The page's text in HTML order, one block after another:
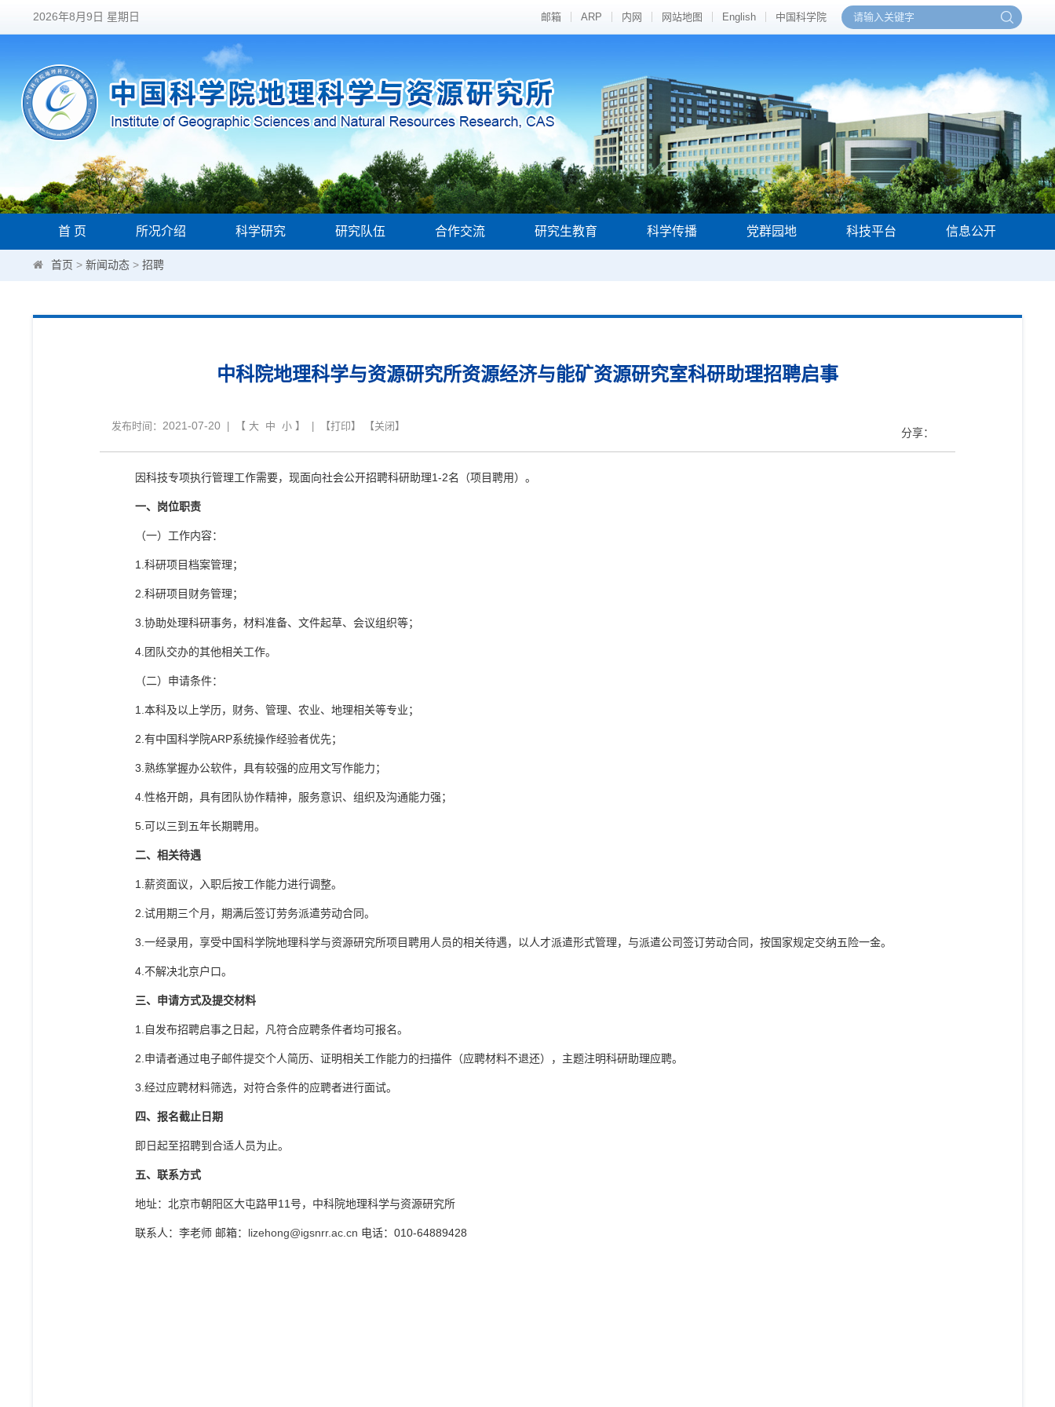
2026年8月9日 星期日 邮箱 ARP 内网 网站地图 English 中国科学院
首 页 所况介绍 科学研究 研究队伍 合作交流 研究生教育 科学传播 党群园地 科技平台 信息公开
首页 > 新闻动态 > 招聘
中科院地理科学与资源研究所资源经济与能矿资源研究室科研助理招聘启事
发布时间： 2021-07-20 | 【 大 中 小 】 | 【打印】 【关闭 】
分享：
因科技专项执行管理工作需要，现面向社会公开招聘科研助理1-2名（项目聘用）。
一、 岗位职责
（一） 工作内容：
1. 科研项目档案管理；
2. 科研项目财务管理；
3. 协助处理科研事务， 材料准备、文件起草、 会议组织等；
4. 团队交办的其他相关工作。
（二） 申请条件：
1. 本科及以上学历，财务、管理、农业、地理相关等专业；
2. 有中国科学院ARP系统操作经验者优先；
3. 熟练掌握办公软件，具有较强的应用文写作能力；
4. 性格开朗，具有团队协作精神，服务意识、组织及沟通能力强；
5. 可以三到五年长期聘用。
二、 相关待遇
1. 薪资面议，入职后按工作能力进行调整。
2. 试用期三个月，期满后签订劳务派遣劳动合同。
3. 一经录用，享受中国科学院地理科学与资源研究所项目聘用人员的相关待遇，以人才派遣形式管理，与派遣公司签订劳动合同，按国家规定交纳五险一金。
4. 不解决北京户口。
三、 申请方式及提交材料
1. 自发布招聘启事之日起，凡符合应聘条件者均可报名。
2. 申请者通过电子邮件提交个人简历、证明相关工作能力的扫描件（应聘材料不退还），主题注明科研助理应聘。
3. 经过应聘材料筛选，对符合条件的应聘者进行面试。
四、 报名截止日期
即日起至招聘到合适人员为止。
五、 联系方式
地址：北京市朝阳区大屯路甲11号，中科院地理科学与资源研究所
联系人：李老师 邮箱： lizehong@igsnrr.ac.cn 电话： 010-64889428